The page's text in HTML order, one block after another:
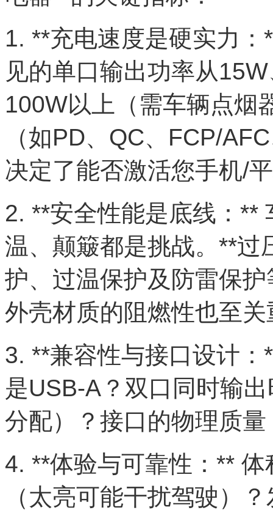
1. **充电速度是硬实力
见的单口输出功率从
100W以上（需车辆点烟
（如PD、QC、FCP/
决定了能否激活您手机/
2. **安全性能是底线：**
温、颠簸都是挑战。**过
护、过温保护及防雷保
外壳材质的阻燃性也至关
3. **兼容性与接口设计
是USB-A？双口同时输
分配）？接口的物理质
4. **体验与可靠性：**
（太亮可能干扰驾驶）